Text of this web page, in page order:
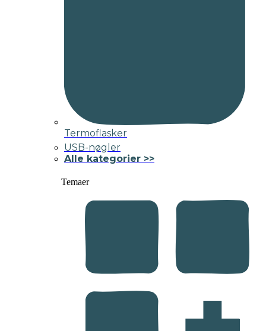
Termoflasker
USB-nøgler
Alle kategorier >>
Temaer